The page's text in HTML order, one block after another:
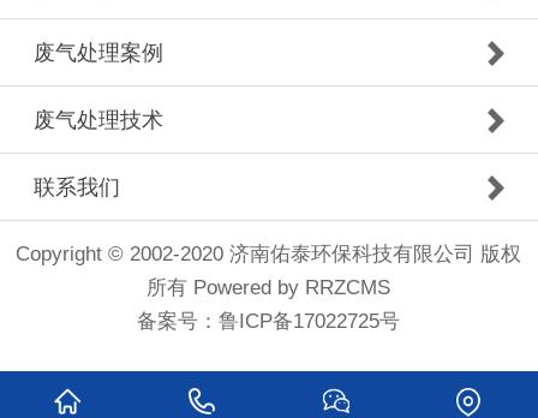
废气处理案例
废气处理技术
联系我们
Copyright © 2002-2020 济南佑泰环保科技有限公司 版权
所有 Powered by RRZCMS
备案号：鲁ICP备17022725号